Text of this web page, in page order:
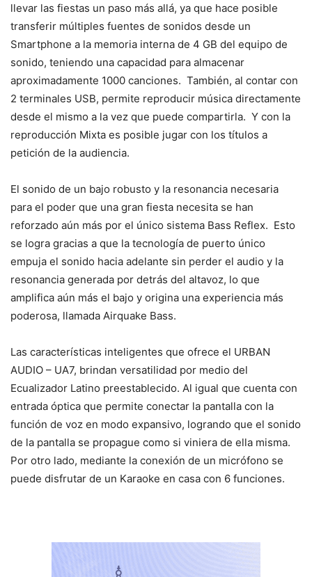
llevar las fiestas un paso más allá, ya que hace posible
transferir múltiples fuentes de sonidos desde un
Smartphone a la memoria interna de 4 GB del equipo de
sonido, teniendo una capacidad para almacenar
aproximadamente 1000 canciones. También, al contar con
2 terminales USB, permite reproducir música directamente
desde el mismo a la vez que puede compartirla. Y con la
reproducción Mixta es posible jugar con los títulos a
petición de la audiencia.
El sonido de un bajo robusto y la resonancia necesaria
para el poder que una gran fiesta necesita se han
reforzado aún más por el único sistema Bass Reflex. Esto
se logra gracias a que la tecnología de puerto único
empuja el sonido hacia adelante sin perder el audio y la
resonancia generada por detrás del altavoz, lo que
amplifica aún más el bajo y origina una experiencia más
poderosa, llamada Airquake Bass.
Las características inteligentes que ofrece el URBAN
AUDIO – UA7, brindan versatilidad por medio del
Ecualizador Latino preestablecido. Al igual que cuenta con
entrada óptica que permite conectar la pantalla con la
función de voz en modo expansivo, logrando que el sonido
de la pantalla se propague como si viniera de ella misma.
Por otro lado, mediante la conexión de un micrófono se
puede disfrutar de un Karaoke en casa con 6 funciones.